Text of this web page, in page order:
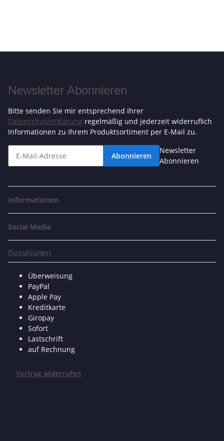
Newsletter Abonnieren
Bitte senden Sie mir entsprechend Ihrer
Datenschutzerklärung regelmäßig und jederzeit widerruflich
Informationen zu Ihrem Produktsortiment per E-Mail zu.
Abonnieren
Newsletter
Abonnieren
Informationen
Social Media
Bezahlarten
Überweisung
PayPal
Apple Pay
Kreditkarte
Giropay
Sofort
Lastschrift
auf Rechnung
Vertrag widerrufen